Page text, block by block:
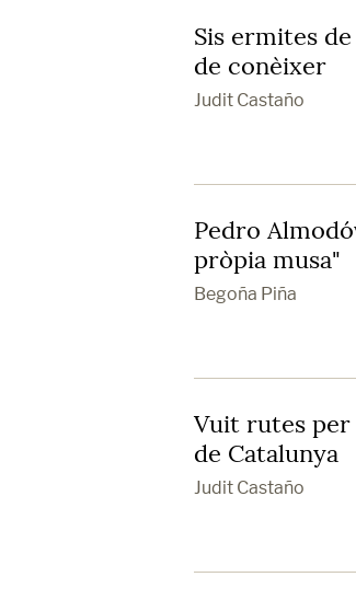
Sis ermites
de conèixer
Judit Castaño
Pedro
pròpia musa"
Begoña Piña
Vuit rutes per
de Catalunya
Judit Castaño